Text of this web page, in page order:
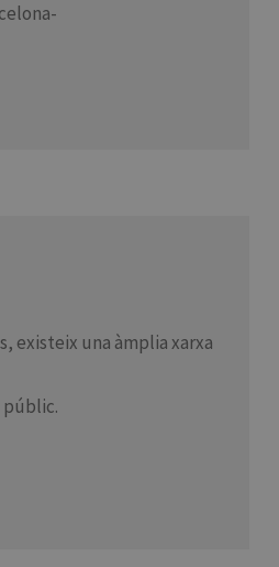
existeix una àmplia xarxa
públic.